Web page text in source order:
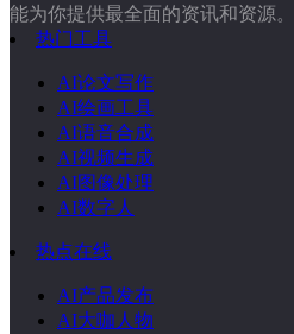
能为你提供最全面的资讯和资源。
热门工具
AI论文写作
AI绘画工具
AI语音合成
AI视频生成
AI图像处理
AI数字人
热点在线
AI产品发布
AI大咖人物